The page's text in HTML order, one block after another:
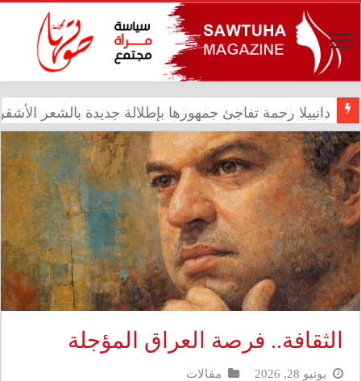
رئيس الوزراء علي فالح الزيدي يترأس اجتماعاً مشتركاً في
الثقافة.. فرصة العراق المؤجلة
يونيو 28, 2026 مقالات